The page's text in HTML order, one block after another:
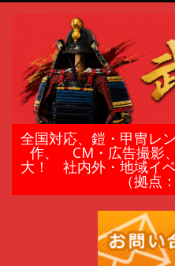
鎧
甲
全国対応、鎧・甲冑レ
作、 CM・広告撮影
大！ 社内外・地域イベ
（拠点